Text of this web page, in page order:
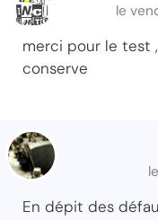
le
merci pour le test
conserve
En dépit des